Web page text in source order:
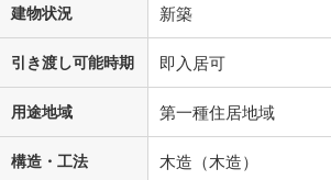
建物状況 新築
引き渡し可能時期 即入居可
用途地域 第一種住居地域
構造・工法 木造（木造）